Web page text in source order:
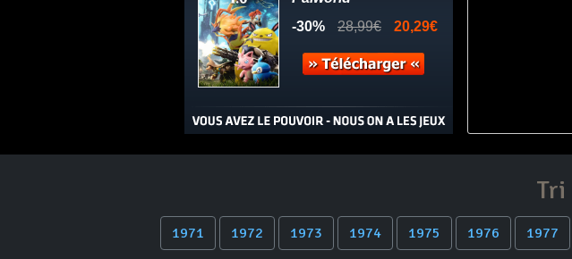
Tri
1971 1972 1973 1974 1975 1976 1977